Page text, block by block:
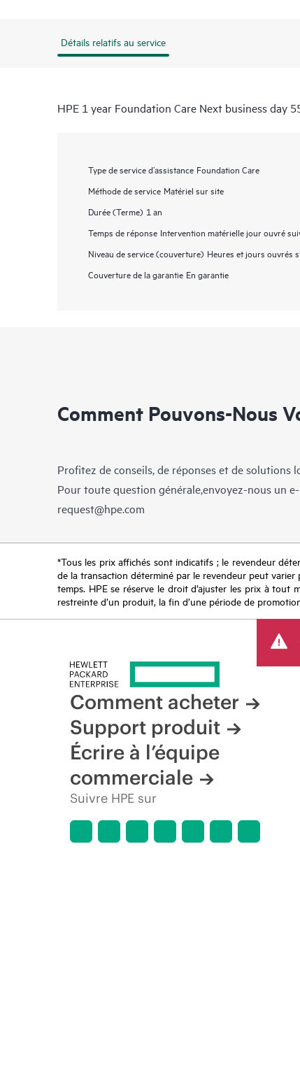
Détails relatifs au service
HPE 1 year Foundation Care Next business day
Type de service d’assistance Foundation Care
Méthode de service Matériel sur site
Durée (Terme) 1 an
Temps de réponse Intervention matérielle jour ouvré
Niveau de service (couverture) Heures et jours ouvrés
Couverture de la garantie En garantie
Comment Pouvons-Nous
Profitez de conseils, de réponses et de solutions
Pour toute question générale,envoyez-nous un
request@hpe.com
*Tous les prix affichés sont indicatifs ; le revendeur
de la transaction déterminé par le revendeur peut
temps. HPE se réserve le droit d’ajuster les prix à tout
restreinte d’un produit, la fin d’une période de
Comment acheter
Support produit
Écrire à l’équipe
commerciale
Suivre HPE sur